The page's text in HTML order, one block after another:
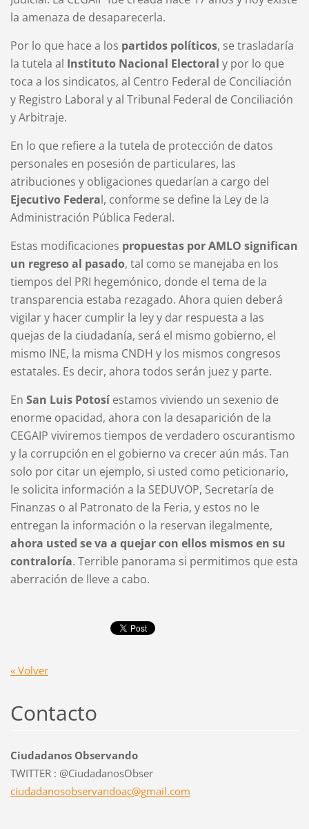
la amenaza de desaparecerla.
Por lo que hace a los partidos políticos, se trasladaría
la tutela al Instituto Nacional Electoral y por lo que
toca a los sindicatos, al Centro Federal de Conciliación
y Registro Laboral y al Tribunal Federal de Conciliación
y Arbitraje.
En lo que refiere a la tutela de protección de datos
personales en posesión de particulares, las
atribuciones y obligaciones quedarían a cargo del
Ejecutivo Federal, conforme se define la Ley de la
Administración Pública Federal.
Estas modificaciones propuestas por AMLO significan
un regreso al pasado, tal como se manejaba en los
tiempos del PRI hegemónico, donde el tema de la
transparencia estaba rezagado. Ahora quien deberá
vigilar y hacer cumplir la ley y dar respuesta a las
quejas de la ciudadanía, será el mismo gobierno, el
mismo INE, la misma CNDH y los mismos congresos
estatales. Es decir, ahora todos serán juez y parte.
En San Luis Potosíestamos viviendo un sexenio de
enorme opacidad, ahora con la desaparición de la
CEGAIP viviremos tiempos de verdadero oscurantismo
y la corrupción en el gobierno va crecer aún más. Tan
solo por citar un ejemplo, si usted como peticionario,
le solicita información a la SEDUVOP, Secretaría de
Finanzas o al Patronato de la Feria, y estos no le
entregan la información o la reservan ilegalmente,
ahora usted se va a quejar con ellos mismos en su
contraloría. Terrible panorama si permitimos que esta
aberración de lleve a cabo.
« Volver
Contacto
Ciudadanos Observando
TWITTER : @CiudadanosObser
ciudadanosobservandoac@gmail.com